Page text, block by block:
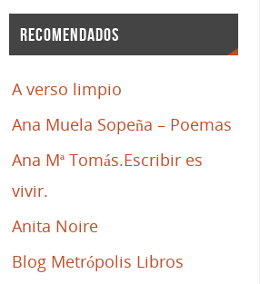
Recomendados
A verso limpio
Ana Muela Sopeña – Poemas
Ana Mª Tomás.Escribir es
vivir.
Anita Noire
Blog Metrópolis Libros